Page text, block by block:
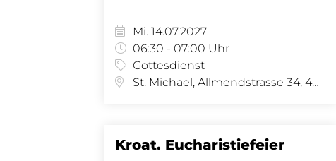
Mi. 14.07.2027
06:30 - 07:00 Uhr
Gottesdienst
St. Michael, Allmendstrasse 34, 4058 Basel
Kroat. Eucharistiefeier